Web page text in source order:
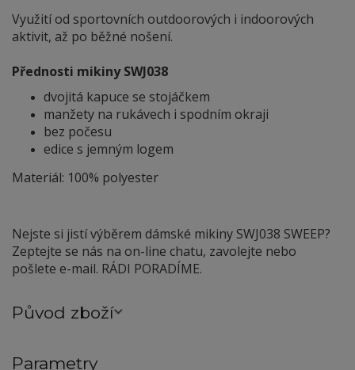
Využití od sportovních outdoorových i indoorových
aktivit, až po běžné nošení.
Přednosti mikiny SWJ038
dvojitá kapuce se stojáčkem
manžety na rukávech i spodním okraji
bez počesu
edice s jemným logem
Materiál: 100% polyester
Nejste si jistí výběrem dámské mikiny SWJ038 SWEEP?
Zeptejte se nás na on-line chatu, zavolejte nebo
pošlete e-mail. RÁDI PORADÍME.
Původ zboží
Parametry